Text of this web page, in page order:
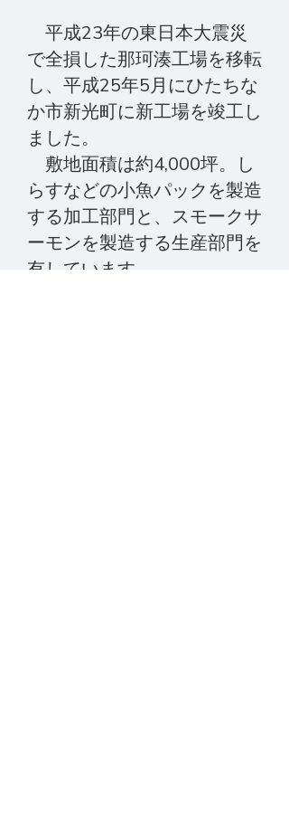
平成23年の東日本大震災
で全損した那珂湊工場を移転
し、平成25年5月にひたちな
か市新光町に新工場を竣工し
ました。
敷地面積は約4,000坪。し
らすなどの小魚パックを製造
する加工部門と、スモークサ
ーモンを製造する生産部門を
有しています。